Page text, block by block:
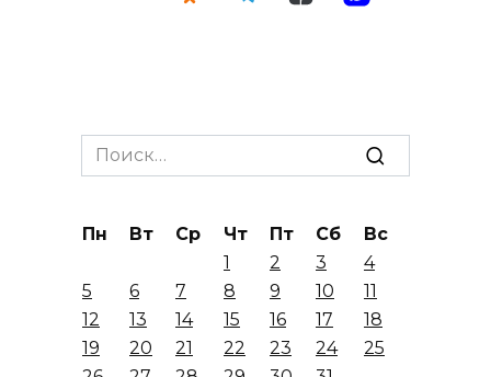
Search
for:
Пн Вт Ср Чт Пт Сб
Вс
1
2 3
4
5
6 7 8 9 10
11
12
13 14 15 16 17
18
19
20 21 22 23 24
25